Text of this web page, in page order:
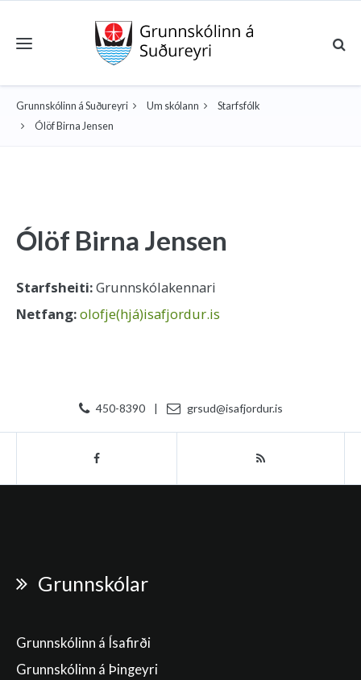
Toggle navigation
Grunnskólinn á Suðureyri Um skólann
Starfsfólk
Ólöf Birna Jensen
Ólöf Birna Jensen
Starfsheiti:Grunnskólakennari
Netfang:olofje(hjá)isafjordur.is
450-8390 | grsud@isafjordur.is
Grunnskólar
Grunnskólinn á Ísafirði
Grunnskólinn á Þingeyri